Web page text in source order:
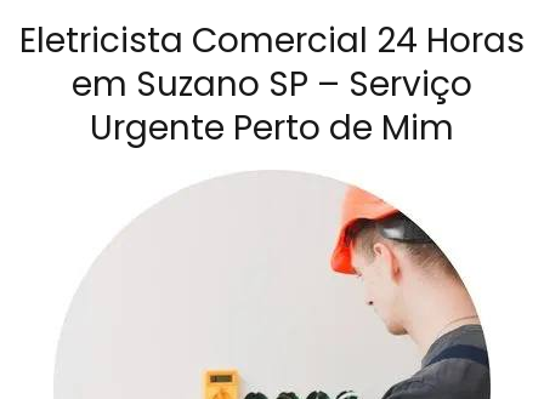
Eletricista Comercial 24 Horas
em Suzano SP – Serviço
Urgente Perto de Mim